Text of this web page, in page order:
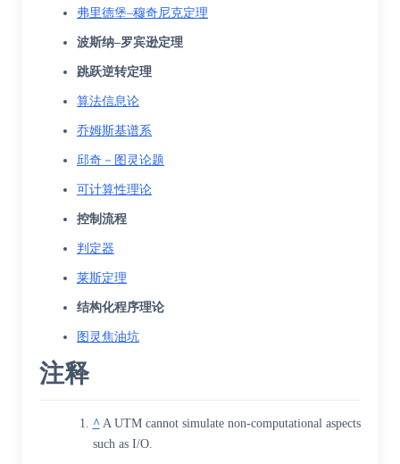
弗里德堡–穆奇尼克定理
波斯纳–罗宾逊定理
跳跃逆转定理
算法信息论
乔姆斯基谱系
邱奇－图灵论题
可计算性理论
控制流程
判定器
莱斯定理
结构化程序理论
图灵焦油坑
注释
^ A UTM cannot simulate non-computational aspects
such as I/O.